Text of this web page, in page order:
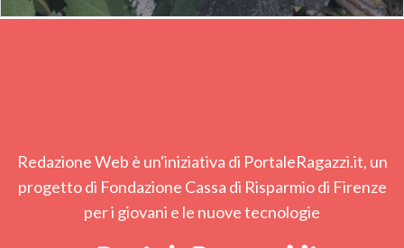
Redazione Web è un'iniziativa di PortaleRagazzi.it, un
progetto di Fondazione Cassa di Risparmio di Firenze
per i giovani e le nuove tecnologie